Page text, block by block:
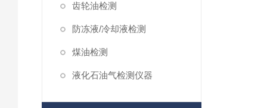
齿轮油检测
防冻液/冷却液检测
煤油检测
液化石油气检测仪器